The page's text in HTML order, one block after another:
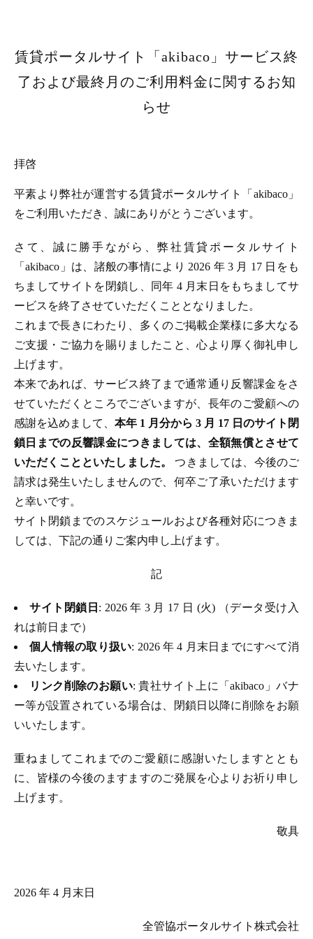
賃貸ポータルサイト「akibaco」サービス終
了および最終月のご利用料金に関するお知
らせ
拝啓
平素より弊社が運営する賃貸ポータルサイト「akibaco」
をご利用いただき、誠にありがとうございます。
さて、誠に勝手ながら、弊社賃貸ポータルサイト
「akibaco」は、諸般の事情により 2026 年 3 月 17 日をも
ちましてサイトを閉鎖し、同年 4 月末日をもちましてサ
ービスを終了させていただくこととなりました。
これまで長きにわたり、多くのご掲載企業様に多大なる
ご支援・ご協力を賜りましたこと、心より厚く御礼申し
上げます。
本来であれば、サービス終了まで通常通り反響課金をさ
せていただくところでございますが、長年のご愛顧への
感謝を込めまして、 本年 1 月分から 3 月 17 日のサイト閉
鎖日までの反響課金につきましては、全額無償とさせて
いただくことといたしました。つきましては、今後のご
請求は発生いたしませんので、何卒ご了承いただけます
と幸いです。
サイト閉鎖までのスケジュールおよび各種対応につきま
しては、下記の通りご案内申し上げます。
記
サイト閉鎖日 : 2026 年 3 月 17 日 (火) （データ受け入
れは前日まで）
個人情報の取り扱い: 2026 年 4 月末日までにすべて消
去いたします。
リンク削除のお願い: 貴社サイト上に「akibaco」バナ
ー等が設置されている場合は、閉鎖日以降に削除をお願
いいたします。
重ねましてこれまでのご愛顧に感謝いたしますととも
に、皆様の今後のますますのご発展を心よりお祈り申し
上げます。
敬具
2026 年 4 月末日
全管協ポータルサイト株式会社